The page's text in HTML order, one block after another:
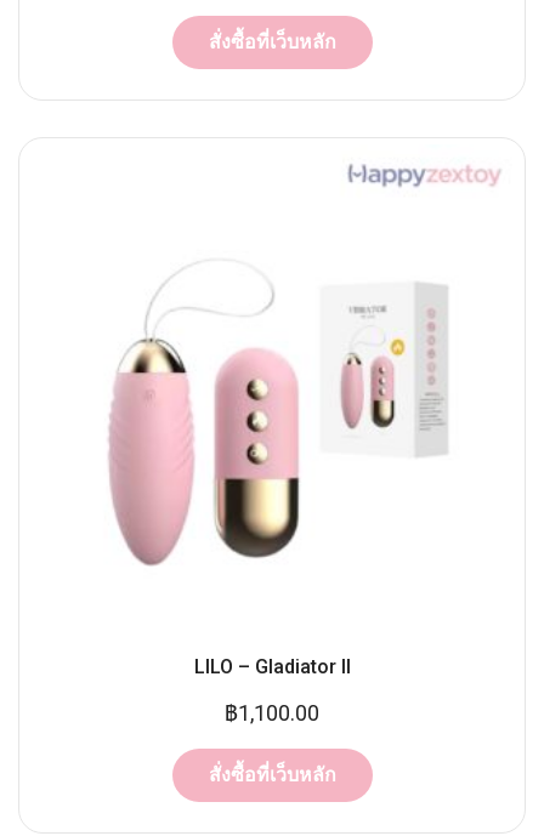
สั่งซื้อที่เว็บหลัก
LILO – Gladiator ll
฿1,100.00
สั่งซื้อที่เว็บหลัก